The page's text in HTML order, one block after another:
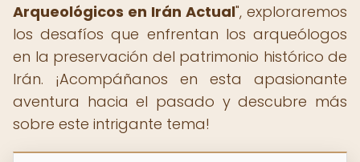
Arqueológicos en Irán Actual", exploraremos
los desafíos que enfrentan los arqueólogos
en la preservación del patrimonio histórico de
Irán. ¡Acompáñanos en esta apasionante
aventura hacia el pasado y descubre más
sobre este intrigante tema!